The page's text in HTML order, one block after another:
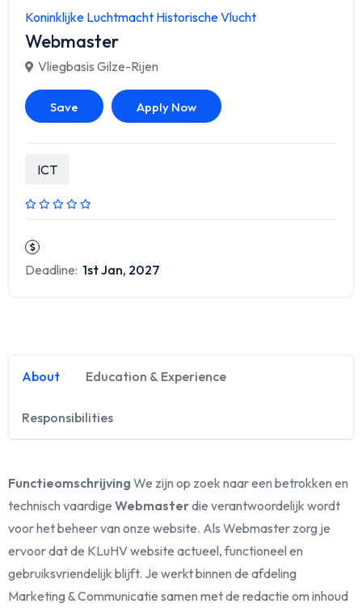
Koninklijke Luchtmacht Historische Vlucht
Webmaster
Vliegbasis Gilze-Rijen
Save Apply Now
ICT
Deadline: 1st Jan, 2027
About Education & Experience
Responsibilities
Functieomschrijving We zijn op zoek naar een betrokken en
technisch vaardige Webmasterdie verantwoordelijk wordt
voor het beheer van onze website. Als Webmaster zorg je
ervoor dat de KLuHV website actueel, functioneel en
gebruiksvriendelijk blijft. Je werkt binnen de afdeling
Marketing & Communicatie samen met de redactie om inhoud